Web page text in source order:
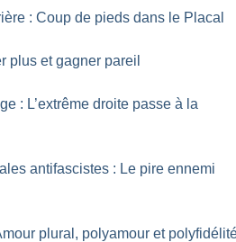
: Coup de pieds dans le Placal
plus et gagner pareil
: L’extrême droite passe à la
antifascistes : Le pire ennemi
plural, polyamour et